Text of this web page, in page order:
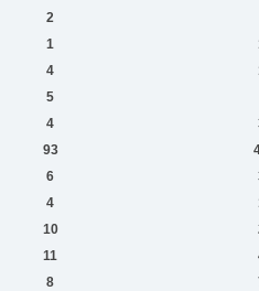
2
1
4
5
4
93
6
4
10
11
8